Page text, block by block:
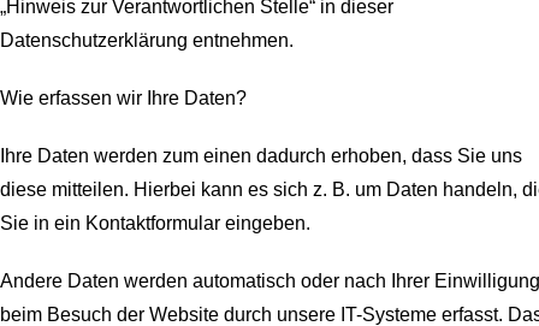
„Hinweis zur Verantwortlichen Stelle“ in dieser
Datenschutzerklärung entnehmen.
Wie erfassen wir Ihre Daten?
Ihre Daten werden zum einen dadurch erhoben, dass Sie uns
diese mitteilen. Hierbei kann es sich z. B. um Daten handeln,
Sie in ein Kontaktformular eingeben.
Andere Daten werden automatisch oder nach Ihrer Einwilligung
beim Besuch der Website durch unsere IT-Systeme erfasst.